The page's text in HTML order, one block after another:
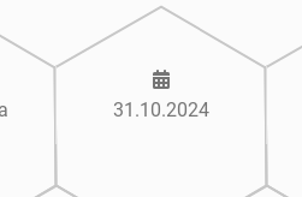
31.10.2024